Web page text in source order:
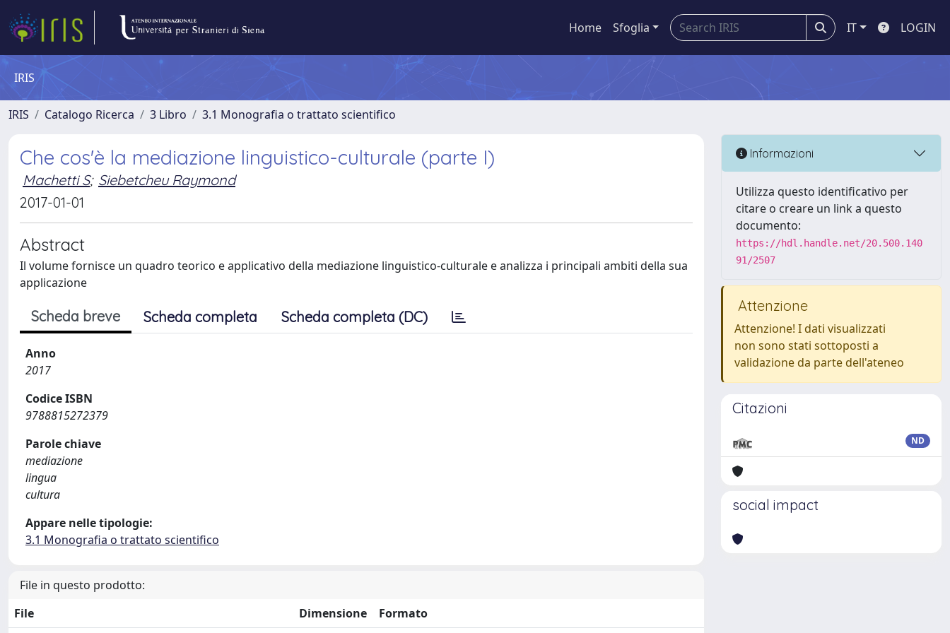
Home Sfoglia IT LOGIN
IRIS
IRIS Catalogo Ricerca 3 Libro 3.1 Monografia o trattato scientifico
Che cos'è la mediazione linguistico-culturale (parte I)
Machetti S; Siebetcheu Raymond
2017-01-01
Abstract
Il volume fornisce un quadro teorico e applicativo della mediazione linguistico-culturale e analizza i principali ambiti della sua
applicazione
Scheda breve Scheda completa Scheda completa (DC)
Anno
2017
Codice ISBN
9788815272379
Parole chiave
mediazione
lingua
cultura
Appare nelle tipologie:
3.1 Monografia o trattato scientifico
File in questo prodotto:
File
Dimensione Formato
Informazioni
Utilizza questo identificativo per
citare o creare un link a questo
documento:
https://hdl.handle.net/20.500.140
91/2507
Attenzione
Attenzione! I dati visualizzati
non sono stati sottoposti a
validazione da parte dell'ateneo
Citazioni
ND
social impact